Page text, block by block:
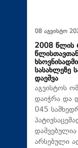
08 აგვისტო
2008 წლის
სასახლეზე
დაეშვა
აგვისტოს
დაიჭრა და
045
არსებული